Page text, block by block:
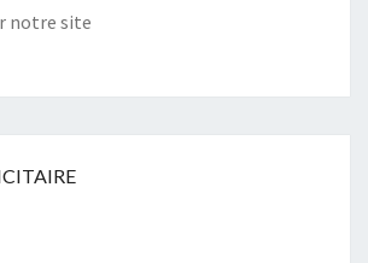
notre site